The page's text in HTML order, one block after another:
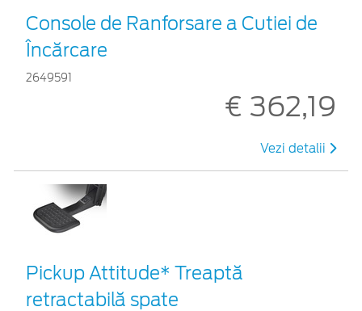
Console de Ranforsare a Cutiei de
Încărcare
2649591
€ 362,19
Vezi detalii
Pickup Attitude* Treaptă
retractabilă spate